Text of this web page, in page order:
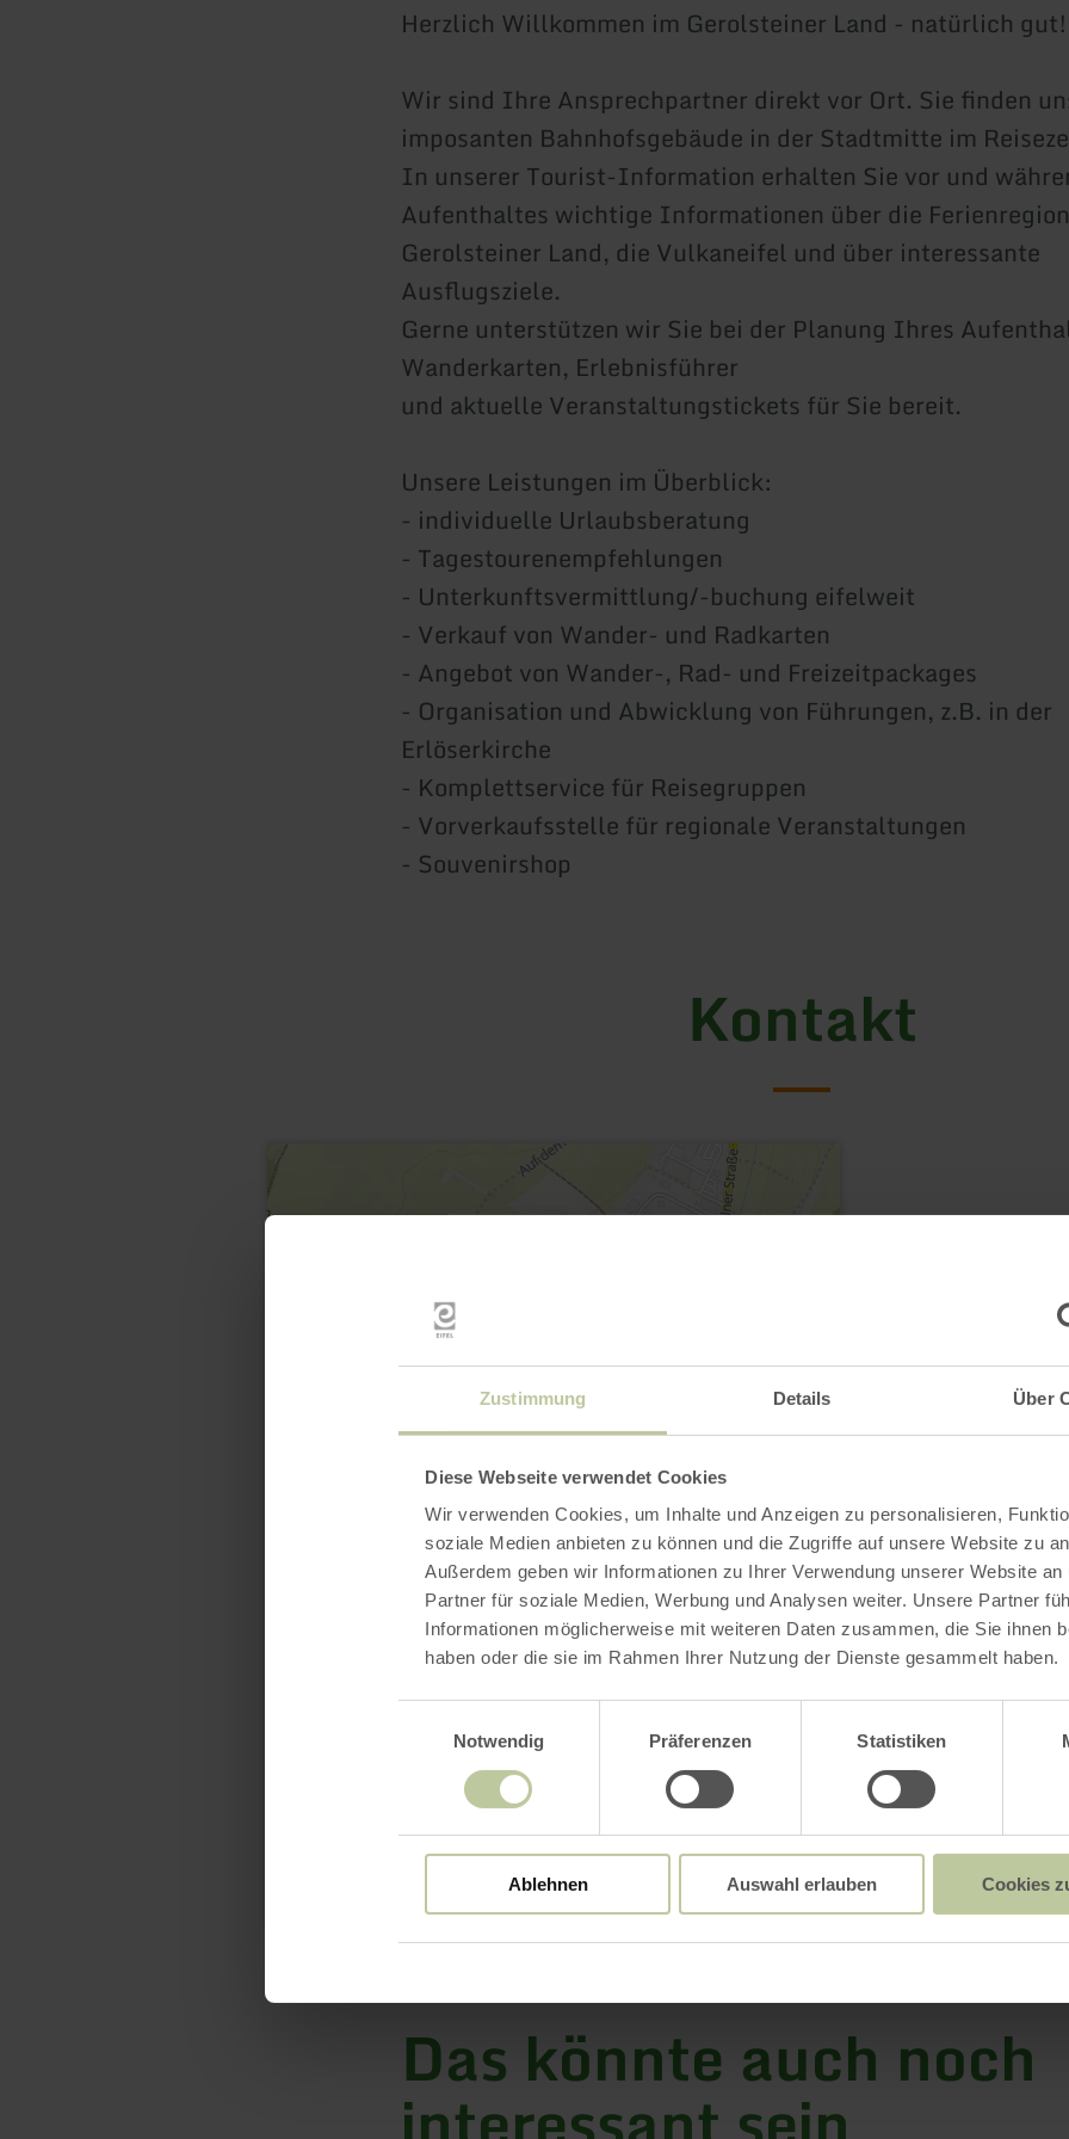
Zustimmung Details Über
Diese Webseite verwendet Cookies
Wir verwenden Cookies, um Inhalte und Anzeigen zu personalisieren,
soziale Medien anbieten zu können und die Zugriffe auf unsere Website zu
Außerdem geben wir Informationen zu Ihrer Verwendung unserer Website an
Partner für soziale Medien, Werbung und Analysen weiter. Unsere Partner
Informationen möglicherweise mit weiteren Daten zusammen, die Sie ihnen
haben oder die sie im Rahmen Ihrer Nutzung der Dienste gesammelt haben.
Notwendig
Präferenzen Statistiken
Ablehnen Auswahl erlauben Cookies
Herzlich Willkommen im Gerolsteiner Land - natürlich gut!
Wir sind Ihre Ansprechpartner direkt vor Ort. Sie finden
imposanten Bahnhofsgebäude in der Stadtmitte im
In unserer Tourist-Information erhalten Sie vor und
Aufenthaltes wichtige Informationen über die Ferienregion
Gerolsteiner Land, die Vulkaneifel und über interessante
Ausflugsziele.
Gerne unterstützen wir Sie bei der Planung Ihres
Wanderkarten, Erlebnisführer
und aktuelle Veranstaltungstickets für Sie bereit.
Unsere Leistungen im Überblick:
- individuelle Urlaubsberatung
- Tagestourenempfehlungen
- Unterkunftsvermittlung/-buchung eifelweit
- Verkauf von Wander- und Radkarten
- Angebot von Wander-, Rad- und Freizeitpackages
- Organisation und Abwicklung von Führungen, z.B. in der
Erlöserkirche
- Komplettservice für Reisegruppen
- Vorverkaufsstelle für regionale Veranstaltungen
- Souvenirshop
Kontakt
Ferienregion
Burgstraße 6
06591-13 3000
E-Mail
Webseite
Anreise planen
in Karte anzeigen
Das könnte auch noch